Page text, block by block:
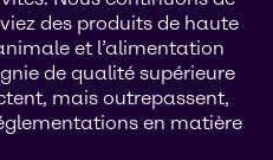
des produits de haute
et l’alimentation
de qualité supérieure
mais outrepassent,
en matière